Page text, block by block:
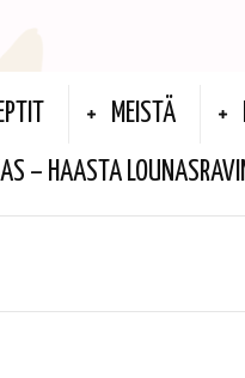
MEISTÄ
– HAASTA